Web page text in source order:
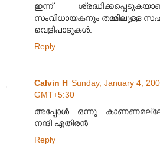
ഇന്ന്
സംവിധായകനും തമ്മിലുള്ള
വെളിപാടുകൾ.
Reply
Calvin H Sunday, January 4,
GMT+5:30
അപ്പോള്‍ ഒന്നു
നന്ദി എതിരന്‍
Reply